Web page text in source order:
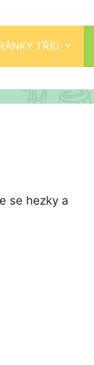
TŘÍD
se hezky a